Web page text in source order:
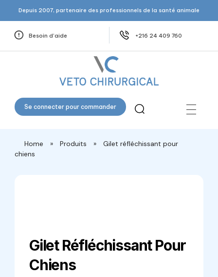
Depuis 2007, partenaire des professionnels de la santé animale
Besoin d’aide +216 24 409 760
Se connecter pour commander
Home » Produits »
Gilet réfléchissant pour
chiens
Gilet Réfléchissant Pour
Chiens